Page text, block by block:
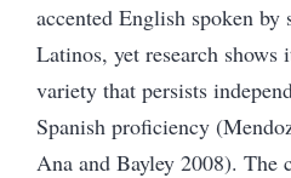
accented English spoken by
Latinos, yet research
variety that persists
Spanish proficiency
Ana and Bayley 2008). The